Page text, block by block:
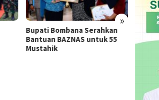
»
Bupati Bombana Serahkan
Bantuan BAZNAS untuk 55
Mustahik